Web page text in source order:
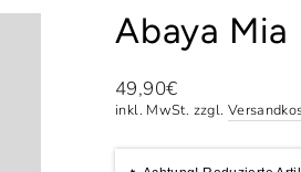
Abaya Mia
Normaler
Preis
49,90€
inkl. MwSt. zzgl.